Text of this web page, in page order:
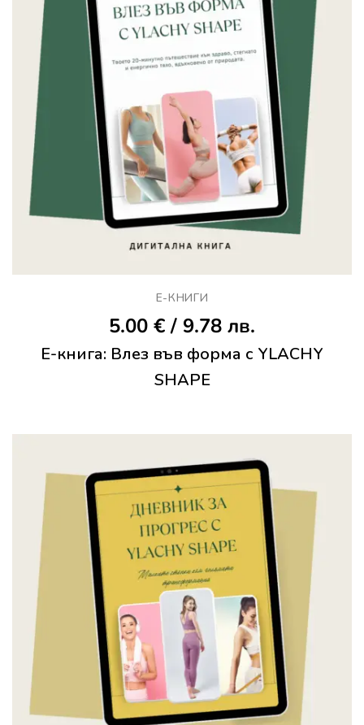
Е-КНИГИ
5.00 €/ 9.78 лв.
E-книга: Влез във форма с YLACHY
SHAPE